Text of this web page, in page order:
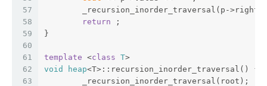
57
58
59
60
61
62
63
_recursion_inorder_traversal(p-
return ;
}
template <class T>
void
heap<T>: :recursion_inorder_traversal() {
	_recursion_inorder_traversal(root);